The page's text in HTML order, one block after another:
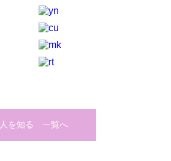
人を知る 一覧へ